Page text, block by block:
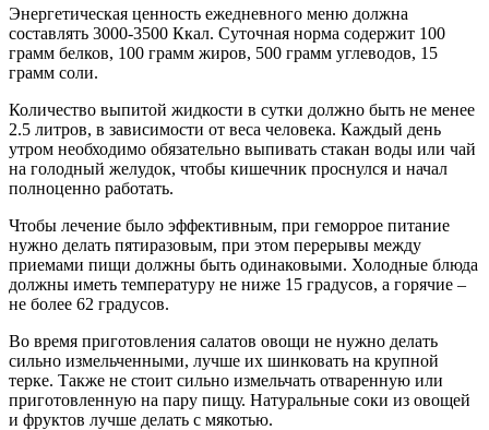
Энергетическая ценность ежедневного меню должна
составлять 3000-3500 Ккал. Суточная норма содержит 100
грамм белков, 100 грамм жиров, 500 грамм углеводов, 15
грамм соли.
Количество выпитой жидкости в сутки должно быть не менее
2.5 литров, в зависимости от веса человека. Каждый день
утром необходимо обязательно выпивать стакан воды или чай
на голодный желудок, чтобы кишечник проснулся и начал
полноценно работать.
Чтобы лечение было эффективным, при геморрое питание
нужно делать пятиразовым, при этом перерывы между
приемами пищи должны быть одинаковыми. Холодные блюда
должны иметь температуру не ниже 15 градусов, а горячие –
не более 62 градусов.
Во время приготовления салатов овощи не нужно делать
сильно измельченными, лучше их шинковать на крупной
терке. Также не стоит сильно измельчать отваренную или
приготовленную на пару пищу. Натуральные соки из овощей
и фруктов лучше делать с мякотью.